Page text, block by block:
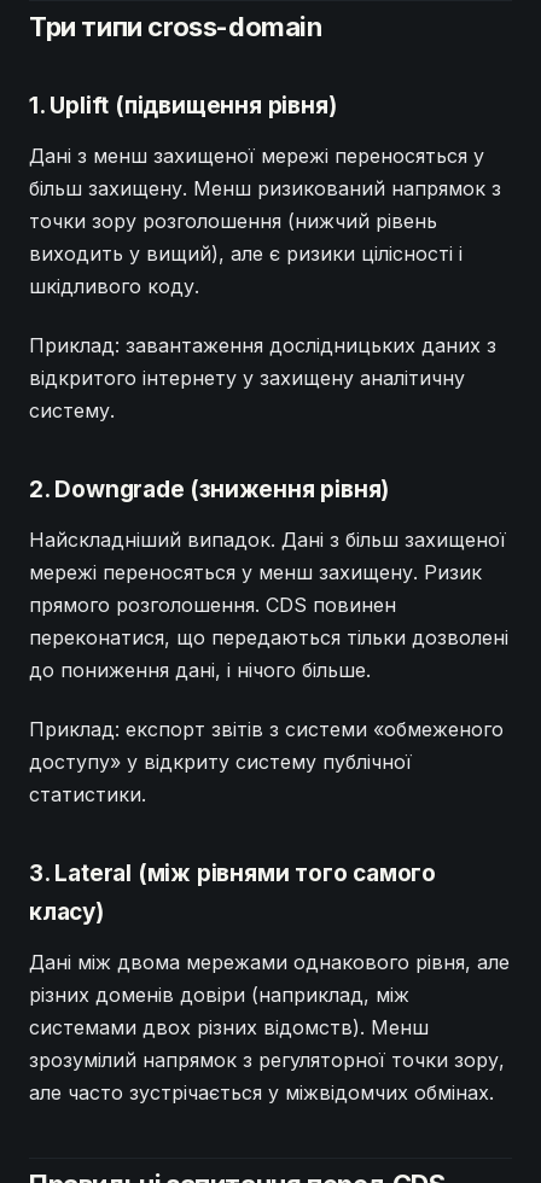
Три типи cross-domain
1. Uplift (підвищення рівня)
Дані з менш захищеної мережі переносяться у
більш захищену. Менш ризикований напрямок з
точки зору розголошення (нижчий рівень
виходить у вищий), але є ризики цілісності і
шкідливого коду.
Приклад: завантаження дослідницьких даних з
відкритого інтернету у захищену аналітичну
систему.
2. Downgrade (зниження рівня)
Найскладніший випадок. Дані з більш захищеної
мережі переносяться у менш захищену. Ризик
прямого розголошення. CDS повинен
переконатися, що передаються тільки дозволені
до пониження дані, і нічого більше.
Приклад: експорт звітів з системи «обмеженого
доступу» у відкриту систему публічної
статистики.
3. Lateral (між рівнями того самого
класу)
Дані між двома мережами однакового рівня, але
різних доменів довіри (наприклад, між
системами двох різних відомств). Менш
зрозумілий напрямок з регуляторної точки зору,
але часто зустрічається у міжвідомчих обмінах.